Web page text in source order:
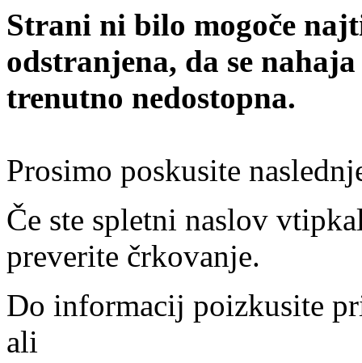
Strani ni bilo mogoče
odstranjena, da se
trenutno nedostopna.
Prosimo poskusite
Če ste spletni naslov
preverite črkovanje.
Do informacij poizkusite
ali